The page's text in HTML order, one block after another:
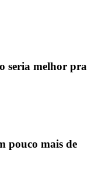
seria melhor pra
pouco mais de